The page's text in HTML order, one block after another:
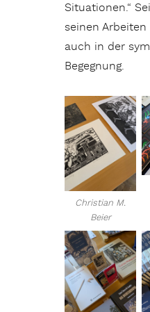
Situationen.“
seinen
auch in der
Begegnung.
Christian M.
Beier